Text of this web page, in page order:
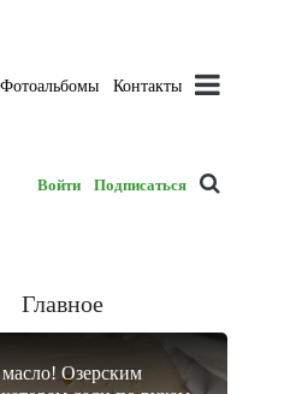
Фотоальбомы Контакты
Войти Подписаться
Главное
Озерским